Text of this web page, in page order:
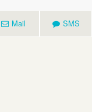
Mail SMS